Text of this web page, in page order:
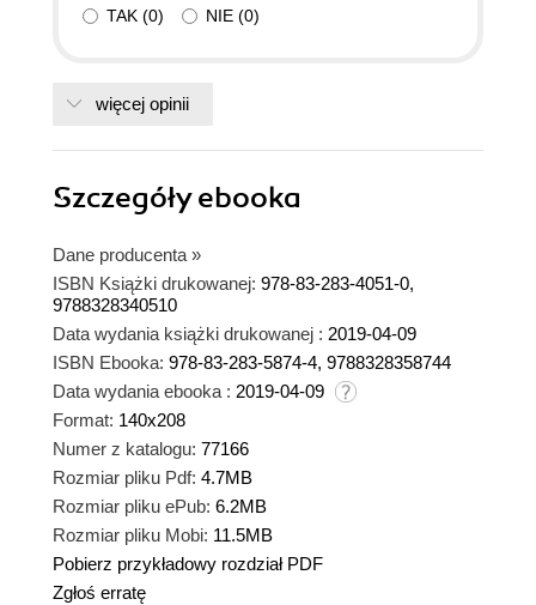
TAK (0) NIE (0)
więcej opinii
Szczegółyebooka
Dane producenta »
ISBN Książki drukowanej: 978-83-283-4051-0,
9788328340510
Data wydania książki drukowanej : 2019-04-09
ISBN Ebooka: 978-83-283-5874-4, 9788328358744
Data wydania ebooka : 2019-04-09
Format: 140x208
Numer z katalogu: 77166
Rozmiar pliku Pdf: 4.7MB
Rozmiar pliku ePub: 6.2MB
Rozmiar pliku Mobi: 11.5MB
Pobierz przykładowy rozdział PDF
Zgłoś erratę